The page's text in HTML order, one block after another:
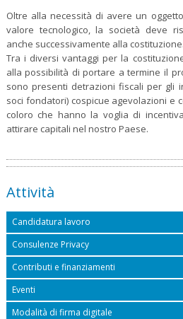
Oltre alla necessità di avere un
valore tecnologico, la società deve
anche successivamente alla costituzione.
Tra i diversi vantaggi per la
alla possibilità di portare a termine il
sono presenti detrazioni fiscali per gli
soci fondatori) cospicue agevolazioni e
coloro che hanno la voglia di
attirare capitali nel nostro Paese.
Attività
Candidatura lavoro
Consulenze Privacy
Contributi e finanziamenti
Eventi
Modalità di firma digitale